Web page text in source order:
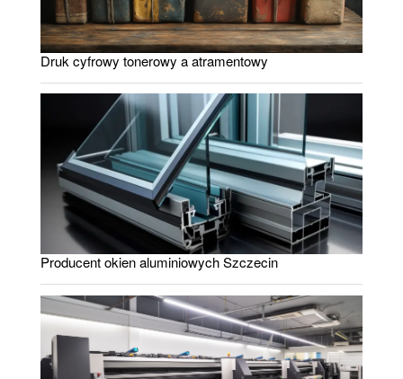
Druk cyfrowy tonerowy a atramentowy
Producent okien aluminiowych Szczecin